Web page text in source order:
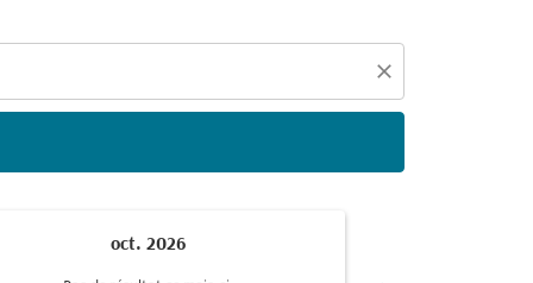
close
oct. 2026